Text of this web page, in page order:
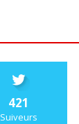
421
Suiveurs